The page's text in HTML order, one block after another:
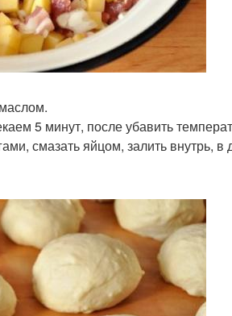
5 минут, после убавить
смазать яйцом, залить внутрь, в